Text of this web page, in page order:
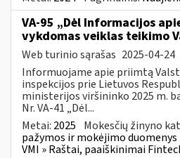
VA-95 „Dėl Informacijos
vykdomas veiklas teikimo
Web turinio sąrašas 2025-04-24
Informuojame apie priimtą
inspekcijos prie Lietuvos
ministerijos viršininko 2025 m.
Nr. VA-41 „Dėl...
Metai: 2025 Mokesčių žinyno
pažymos ir mokėjimo
VMI » Raštai, paaiškinimai